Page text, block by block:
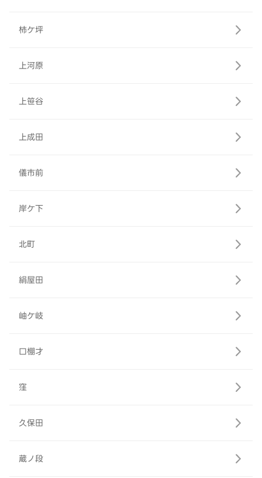
柿ケ坪
上河原
上笹谷
上成田
儀市前
岸ケ下
北町
絹屋田
岫ケ岐
口棚才
窪
久保田
蔵ノ段